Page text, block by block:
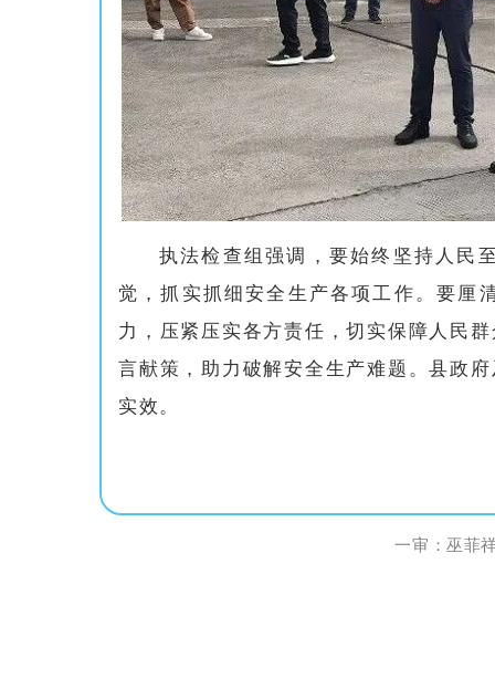
执法检查组强调，要始终坚持人民
觉，抓实抓细安全生产各项工作。要厘
力，压紧压实各方责任，切实保障人民
言献策，助力破解安全生产难题。县政
实效。
一审：巫菲